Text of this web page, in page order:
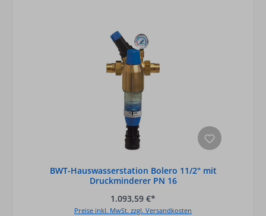
BWT-Hauswasserstation Bolero 11/2" mit
Druckminderer PN 16
1.093,59 €*
Preise inkl. MwSt. zzgl. Versandkosten